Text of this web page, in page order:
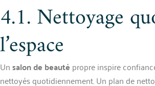
4.1. Nettoyage
l’espace
Unsalon de beauté propre inspire
nettoyés quotidiennement. Un plan de